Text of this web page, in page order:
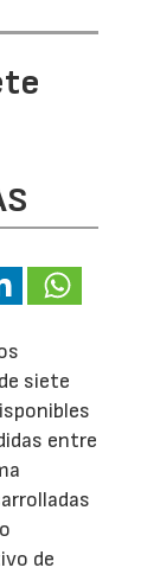
siete
entre
de